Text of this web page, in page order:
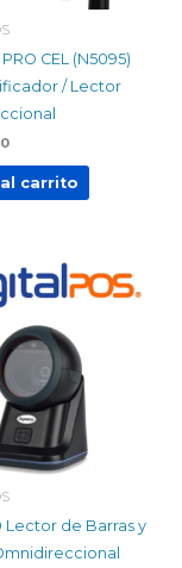
PRO CEL (N5095)
/ Lector
carrito
Lector de Barras y